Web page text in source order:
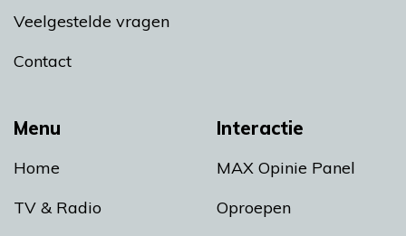
Menu
Home
TV & Radio
Interactie
MAX Opinie Panel
Oproepen
Veelgestelde vragen
Contact